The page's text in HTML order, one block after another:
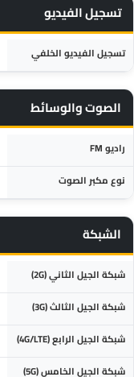
تسجيل الفيديو
المواصفةالتفاصيل
تسجيل الفيديو الخلفي
الصوت والوسائط
المواصفة
راديو FM
نوع مكبر الصوت
الشبكة
المواصفة التفاصيل
شبكة الجيل الثاني (2G)
شبكة الجيل الثالث (3G)
شبكة الجيل الرابع (4G/LTE)
شبكة الجيل الخامس (5G)